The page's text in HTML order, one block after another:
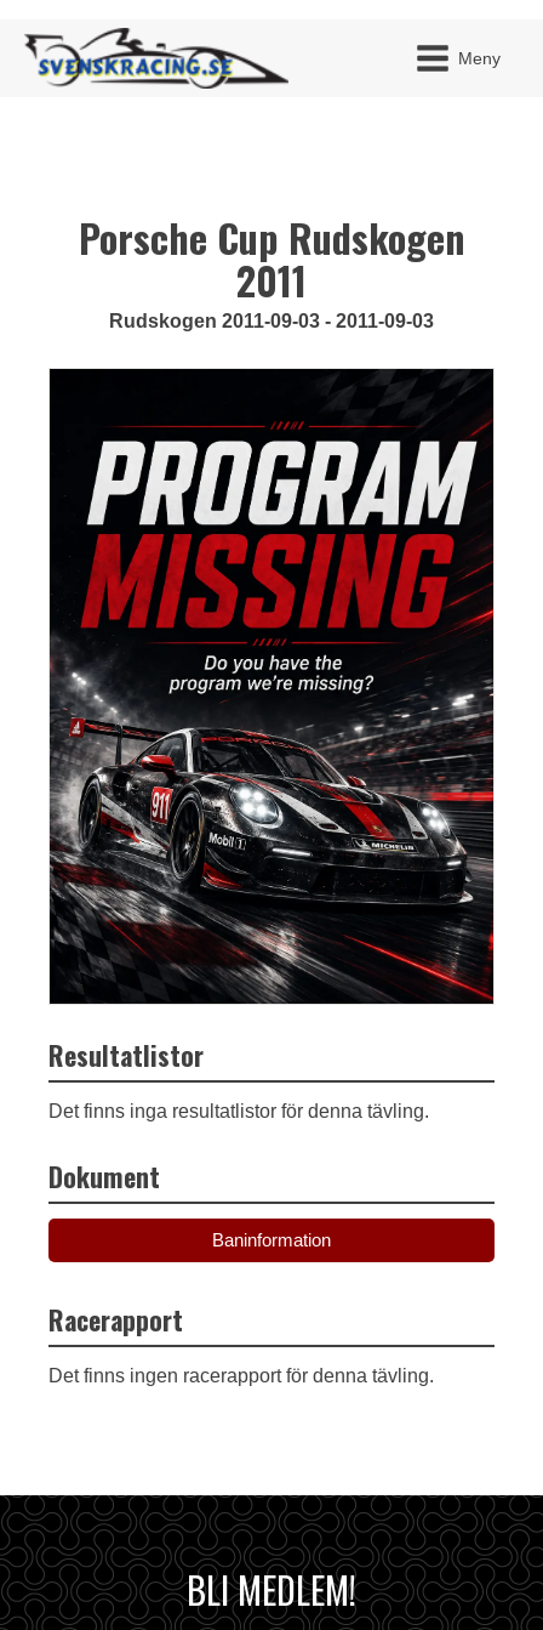
Meny
Porsche Cup Rudskogen
2011
Rudskogen 2011-09-03 - 2011-09-03
Resultatlistor
Det finns inga resultatlistor för denna tävling.
Dokument
Baninformation
Racerapport
Det finns ingen racerapport för denna tävling.
BLI MEDLEM!